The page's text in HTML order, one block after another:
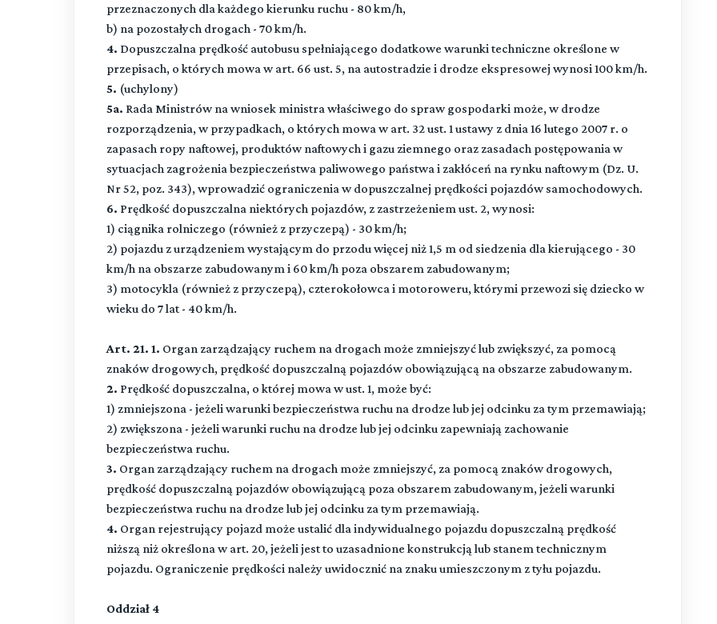
przeznaczonych dla każdego kierunku ruchu - 80 km/h,
b) na pozostałych drogach - 70 km/h.
4. Dopuszczalna prędkość autobusu spełniającego dodatkowe warunki techniczne określone w
przepisach, o których mowa w art. 66 ust. 5, na autostradzie i drodze ekspresowej wynosi 100 km/h.
5. (uchylony)
5a. Rada Ministrów na wniosek ministra właściwego do spraw gospodarki może, w drodze
rozporządzenia, w przypadkach, o których mowa w art. 32 ust. 1 ustawy z dnia 16 lutego 2007 r. o
zapasach ropy naftowej, produktów naftowych i gazu ziemnego oraz zasadach postępowania w
sytuacjach zagrożenia bezpieczeństwa paliwowego państwa i zakłóceń na rynku naftowym (Dz. U.
Nr 52, poz. 343), wprowadzić ograniczenia w dopuszczalnej prędkości pojazdów samochodowych.
6. Prędkość dopuszczalna niektórych pojazdów, z zastrzeżeniem ust. 2, wynosi:
1) ciągnika rolniczego (również z przyczepą) - 30 km/h;
2) pojazdu z urządzeniem wystającym do przodu więcej niż 1,5 m od siedzenia dla kierującego - 30
km/h na obszarze zabudowanym i 60 km/h poza obszarem zabudowanym;
3) motocykla (również z przyczepą), czterokołowca i motoroweru, którymi przewozi się dziecko w
wieku do 7 lat - 40 km/h.
Art. 21. 1. Organ zarządzający ruchem na drogach może zmniejszyć lub zwiększyć, za pomocą
znaków drogowych, prędkość dopuszczalną pojazdów obowiązującą na obszarze zabudowanym.
2. Prędkość dopuszczalna, o której mowa w ust. 1, może być:
1) zmniejszona - jeżeli warunki bezpieczeństwa ruchu na drodze lub jej odcinku za tym przemawiają;
2) zwiększona - jeżeli warunki ruchu na drodze lub jej odcinku zapewniają zachowanie
bezpieczeństwa ruchu.
3. Organ zarządzający ruchem na drogach może zmniejszyć, za pomocą znaków drogowych,
prędkość dopuszczalną pojazdów obowiązującą poza obszarem zabudowanym, jeżeli warunki
bezpieczeństwa ruchu na drodze lub jej odcinku za tym przemawiają.
4. Organ rejestrujący pojazd może ustalić dla indywidualnego pojazdu dopuszczalną prędkość
niższą niż określona w art. 20, jeżeli jest to uzasadnione konstrukcją lub stanem technicznym
pojazdu. Ograniczenie prędkości należy uwidocznić na znaku umieszczonym z tyłu pojazdu.
Oddział 4